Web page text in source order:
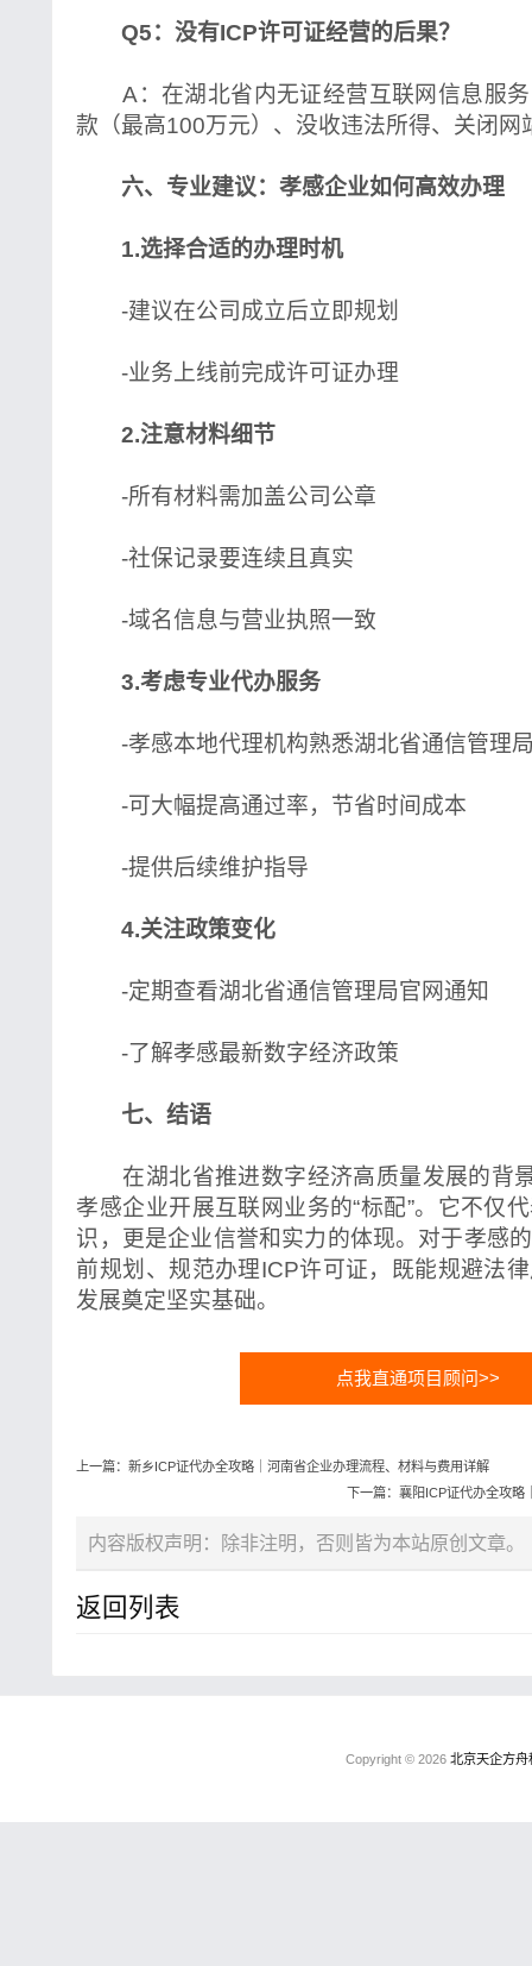
Q5：没有ICP许可证经营的后果？
A：在湖北省内无证经营互联网信息服务
款（最高100万元）、没收违法所得、关闭网
六、专业建议：孝感企业如何高效办理
1.选择合适的办理时机
-建议在公司成立后立即规划
-业务上线前完成许可证办理
2.注意材料细节
-所有材料需加盖公司公章
-社保记录要连续且真实
-域名信息与营业执照一致
3.考虑专业代办服务
-孝感本地代理机构熟悉湖北省通信管理
-可大幅提高通过率，节省时间成本
-提供后续维护指导
4.关注政策变化
-定期查看湖北省通信管理局官网通知
-了解孝感最新数字经济政策
七、结语
在湖北省推进数字经济高质量发展的背
孝感企业开展互联网业务的“标配”。它不仅
识，更是企业信誉和实力的体现。对于孝感
前规划、规范办理ICP许可证，既能规避法
发展奠定坚实基础。
点我直通项目顾问>>
上一篇：新乡ICP证代办全攻略｜河南省企业办理流程、材料与费用详解
下一篇：襄阳ICP证代办全攻
内容版权声明：除非注明，否则皆为本站原创文章。
返回列表
Copyright © 2026 北京天企方舟